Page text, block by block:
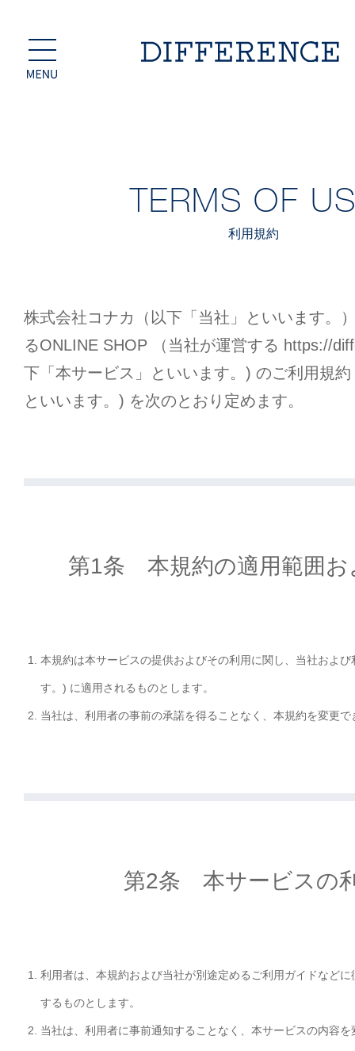
TERMS OF
利用規約
株式会社コナカ（以下「当社」といいます。
るONLINE SHOP （当社が運営する https://
下「本サービス」といいます。) のご利用規
といいます。) を次のとおり定めます。
第1条 本規約の適用範囲お
本規約は本サービスの提供およびその利用に関し、当社およ
す。) に適用されるものとします。
当社は、利用者の事前の承諾を得ることなく、本規約を変更
第2条 本サービスの
利用者は、本規約および当社が別途定めるご利用ガイドなど
するものとします。
当社は、利用者に事前通知することなく、本サービスの内容